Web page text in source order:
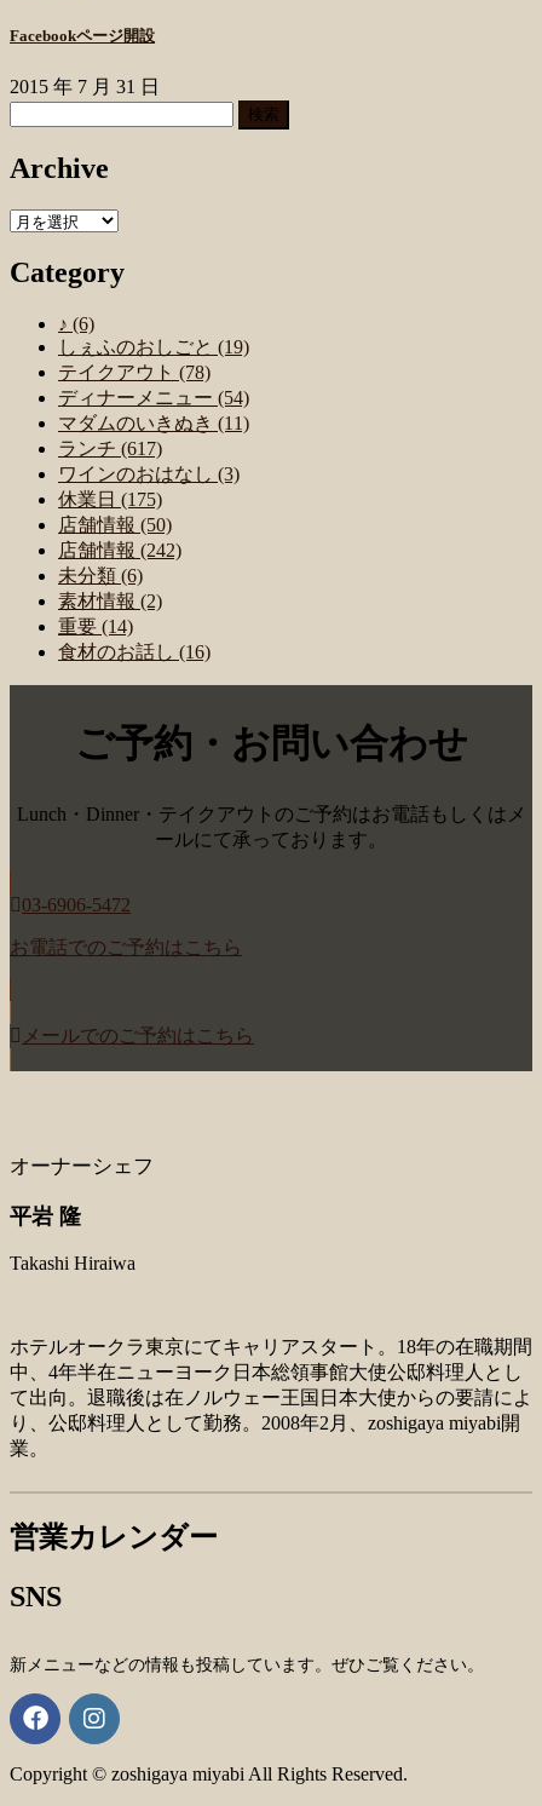
Facebookページ開設
2015 年 7 月 31 日
Archive
Archive
Category
♪ (6)
しぇふのおしごと (19)
テイクアウト (78)
ディナーメニュー (54)
マダムのいきぬき (11)
ランチ (617)
ワインのおはなし (3)
休業日 (175)
店舗情報 (50)
店舗情報 (242)
未分類 (6)
素材情報 (2)
重要 (14)
食材のお話し (16)
ご予約・お問い合わせ
Lunch・Dinner・テイクアウトのご予約はお電話もしくはメ
ールにて承っております。
03-6906-5472
お電話でのご予約はこちら
メールでのご予約はこちら
オーナーシェフ
平岩 隆
Takashi Hiraiwa
ホテルオークラ東京にてキャリアスタート。18年の在職期間
中、4年半在ニューヨーク日本総領事館大使公邸料理人とし
て出向。退職後は在ノルウェー王国日本大使からの要請によ
り、公邸料理人として勤務。2008年2月、zoshigaya miyabi開
業。
営業カレンダー
SNS
新メニューなどの情報も投稿しています。ぜひご覧ください。
Copyright © zoshigaya miyabi All Rights Reserved.